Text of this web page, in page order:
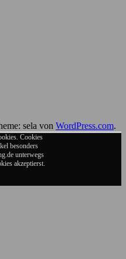
sela von WordPress.com.
Cookies
besonders
unterwegs
akzeptierst.